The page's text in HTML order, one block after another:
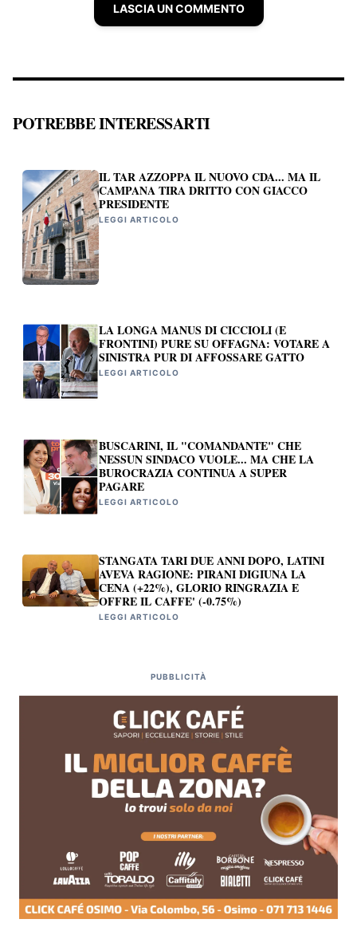
LASCIA UN COMMENTO
POTREBBE INTERESSARTI
IL TAR AZZOPPA IL NUOVO CDA... MA IL
CAMPANA TIRA DRITTO CON GIACCO
PRESIDENTE
LEGGI ARTICOLO
LA LONGA MANUS DI CICCIOLI (E
FRONTINI) PURE SU OFFAGNA: VOTARE A
SINISTRA PUR DI AFFOSSARE GATTO
LEGGI ARTICOLO
BUSCARINI, IL "COMANDANTE" CHE
NESSUN SINDACO VUOLE... MA CHE LA
BUROCRAZIA CONTINUA A SUPER
PAGARE
LEGGI ARTICOLO
STANGATA TARI DUE ANNI DOPO, LATINI
AVEVA RAGIONE: PIRANI DIGIUNA LA
CENA (+22%), GLORIO RINGRAZIA E
OFFRE IL CAFFE' (-0.75%)
LEGGI ARTICOLO
PUBBLICITÀ